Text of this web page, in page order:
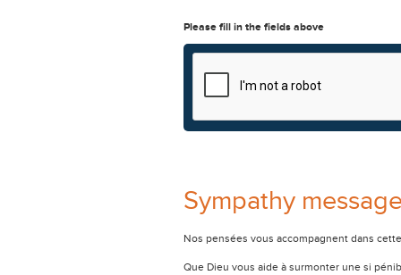
Please fill in the fields above
Sympathy
Nos pensées vous accompagnent dans
Que Dieu vous aide à surmonter une si